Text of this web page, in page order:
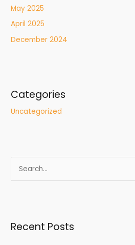
May 2025
April 2025
December 2024
Categories
Uncategorized
c
Recent Posts